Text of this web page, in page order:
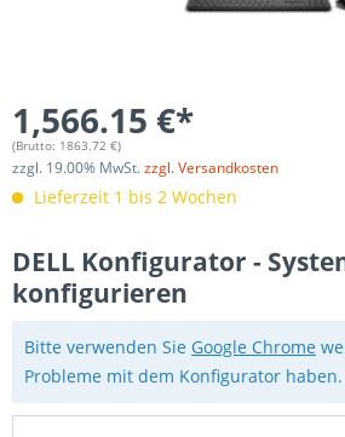
1,566.15 €*
(Brutto: 1863.72 €)
zzgl. 19.00% MwSt.zzgl. Versandkosten
Lieferzeit 1 bis 2 Wochen
DELL Konfigurator -
konfigurieren
Bitte verwenden Sie Google Chrome
Probleme mit dem Konfigurator haben.